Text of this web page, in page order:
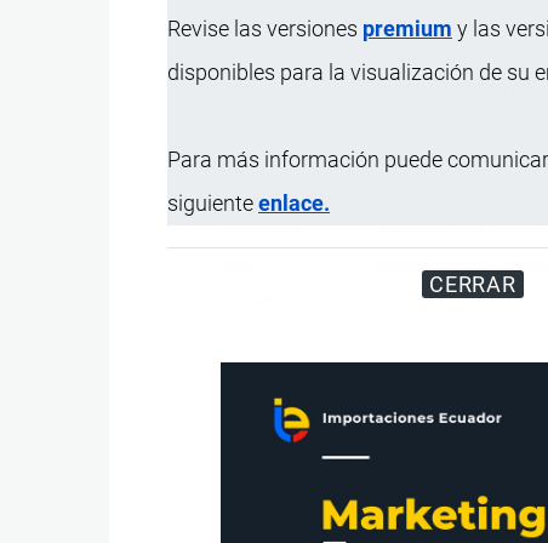
Revise las versiones premium y las
disponibles para la visualización de su
Para más información puede
siguienteenlace.
CERRAR
Capacidad a rebase
16.6 L
Polietileno de Alta
Asa
Acero galvanizado.
Caño
Polipropileno (PP)
Almacenamiento y
Unidades.